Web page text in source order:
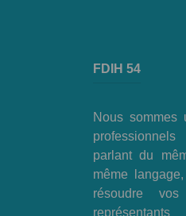
FDIH 54
Nous sommes
parlant du
même
résoudre